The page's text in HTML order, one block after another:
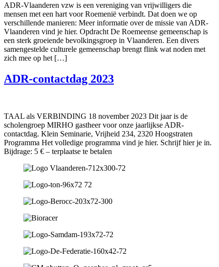
ADR-Vlaanderen vzw is een vereniging van vrijwilligers die
mensen met een hart voor Roemenië verbindt. Dat doen we op
verschillende manieren: Meer informatie over de missie van ADR-
Vlaanderen vind je hier. Opdracht De Roemeense gemeenschap is
een sterk groeiende bevolkingsgroep in Vlaanderen. Een divers
samengestelde culturele gemeenschap brengt flink wat noden met
zich mee op het […]
ADR-contactdag 2023
TAAL als VERBINDING 18 november 2023 Dit jaar is de
scholengroep MIRHO gastheer voor onze jaarlijkse ADR-
contactdag. Klein Seminarie, Vrijheid 234, 2320 Hoogstraten
Programma Het volledige programma vind je hier. Schrijf hier je in.
Bijdrage: 5 € – terplaatse te betalen